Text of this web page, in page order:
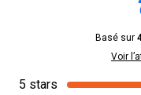
Basé sur
Voir
5 stars